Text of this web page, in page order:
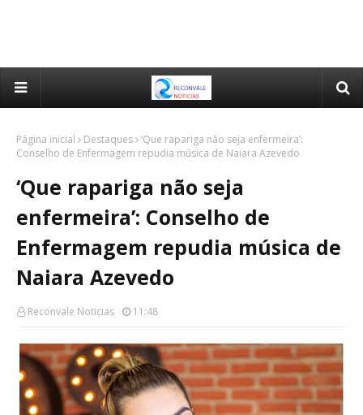
Página inicial Destaques ‘Que rapariga não seja enfermeira’:
Conselho de Enfermagem repudia música de Naiara Azevedo
‘Que rapariga não seja
enfermeira’: Conselho de
Enfermagem repudia música de
Naiara Azevedo
Reconvale Noticias 11:48